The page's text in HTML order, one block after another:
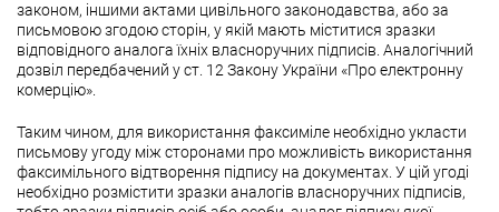
законом, іншими актами цивільного законодавства, або за
письмовою згодою сторін, у якій мають міститися зразки
відповідного аналога їхніх власноручних підписів. Аналогічний
дозвіл передбачений у ст. 12 Закону України «Про електронну
комерцію».
Таким чином, для використання факсиміле необхідно укласти
письмову угоду між сторонами про можливість використання
факсимільного відтворення підпису на документах. У цій угоді
необхідно розмістити зразки аналогів власноручних підписів,